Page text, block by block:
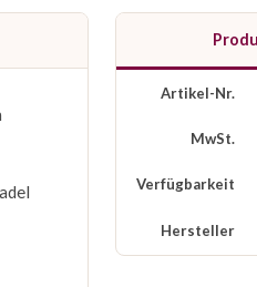
Artikel-Nr.
MwSt.
Verfügbarkeit
Hersteller